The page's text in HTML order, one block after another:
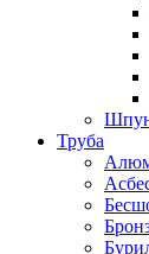
Труба